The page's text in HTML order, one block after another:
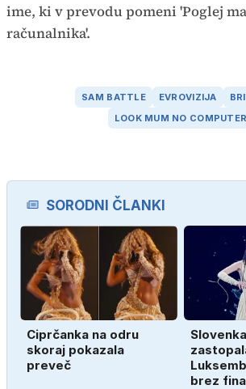
ime, ki v prevodu pomeni 'Poglej
računalnika'.
SAM BATTLE EVROVIZIJA
LOOK MUM NO COMPUTER
SORODNI ČLANKI
Ciprčanka na odru
skoraj pokazala
preveč
brez